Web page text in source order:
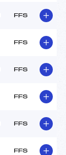
FFS
FFS
FFS
FFS
FFS
FFS